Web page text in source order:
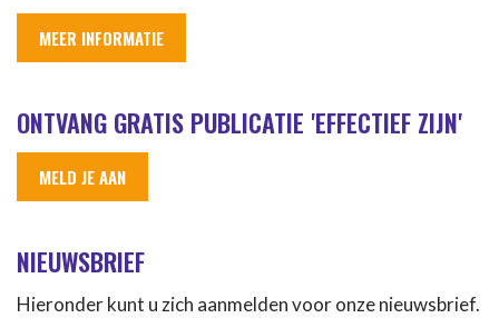
MEER INFORMATIE
ONTVANG GRATIS PUBLICATIE 'EFFECTIEF ZIJN'
MELD JE AAN
NIEUWSBRIEF
Hieronder kunt u zich aanmelden voor onze nieuwsbrief.